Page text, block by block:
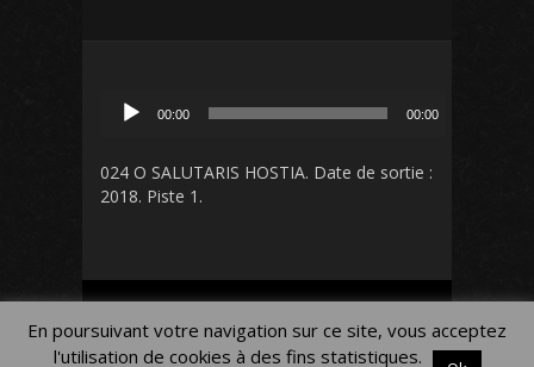
00:00 00:00
024 O SALUTARIS HOSTIA. Date de sortie :
2018. Piste 1.
Mentions légales
En poursuivant votre navigation sur ce site, vous acceptez
l'utilisation de cookies à des fins statistiques.